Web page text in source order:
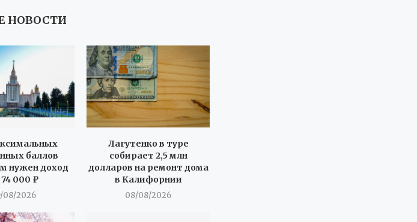
НОВОСТИ
баллов
нужен доход
000 ₽
08/2026
Лагутенко в туре
собирает 2,5 млн
долларов на ремонт дома
в Калифорнии
08/08/2026